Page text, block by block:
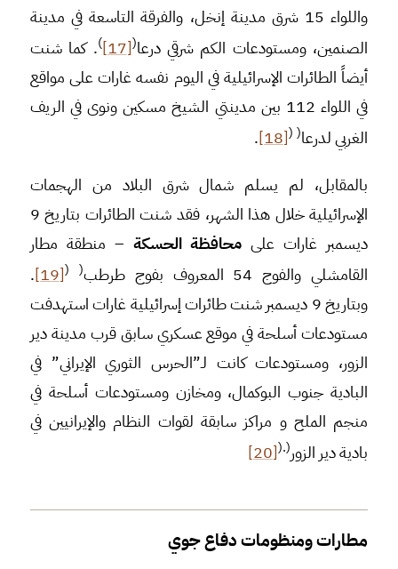
واللواء 15 شرق مدينة إنخل، والفرقة التاسعة في مدينة
الصنمين، ومستودعات الكم شرقي درعا(
[17]
). كما شنت
أيضاً الطائرات الإسرائيلية في اليوم نفسه غارات على مواقع
في اللواء 112 بين مدينتي الشيخ مسكين ونوى في الريف
الغربي لدرعا(
(
[18]
.
بالمقابل، لم يسلم شمال شرق البلاد من الهجمات
الإسرائيلية خلال هذا الشهر، فقد شنت الطائرات بتاريخ 9
ديسمبر غارات على محافظة الحسكة – منطقة مطار
القامشلي والفوج 54 المعروف بفوج طرطب
(
(
[19]
.
وبتاريخ 9 ديسمبر شنت طائرات إسرائيلية غارات استهدفت
مستودعات أسلحة في موقع عسكري سابق قرب مدينة دير
الزور، ومستودعات كانت لـ”الحرس الثوري الإيراني” في
البادية جنوب البوكمال، ومخازن ومستودعات أسلحة في
منجم الملح و مراكز سابقة لقوات النظام والإيرانيين في
بادية دير الزور(
.(
[20]
مطارات ومنظومات دفاع جوي